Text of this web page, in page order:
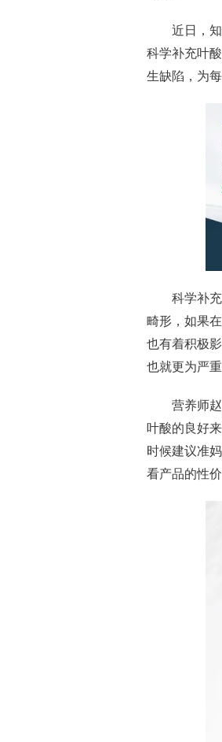
近 日，
科学补充叶
生缺陷，为
科学补
畸形，如果
也有着积极
也就更为严重
营养师
叶酸的良好
时候建议准
看产品的性